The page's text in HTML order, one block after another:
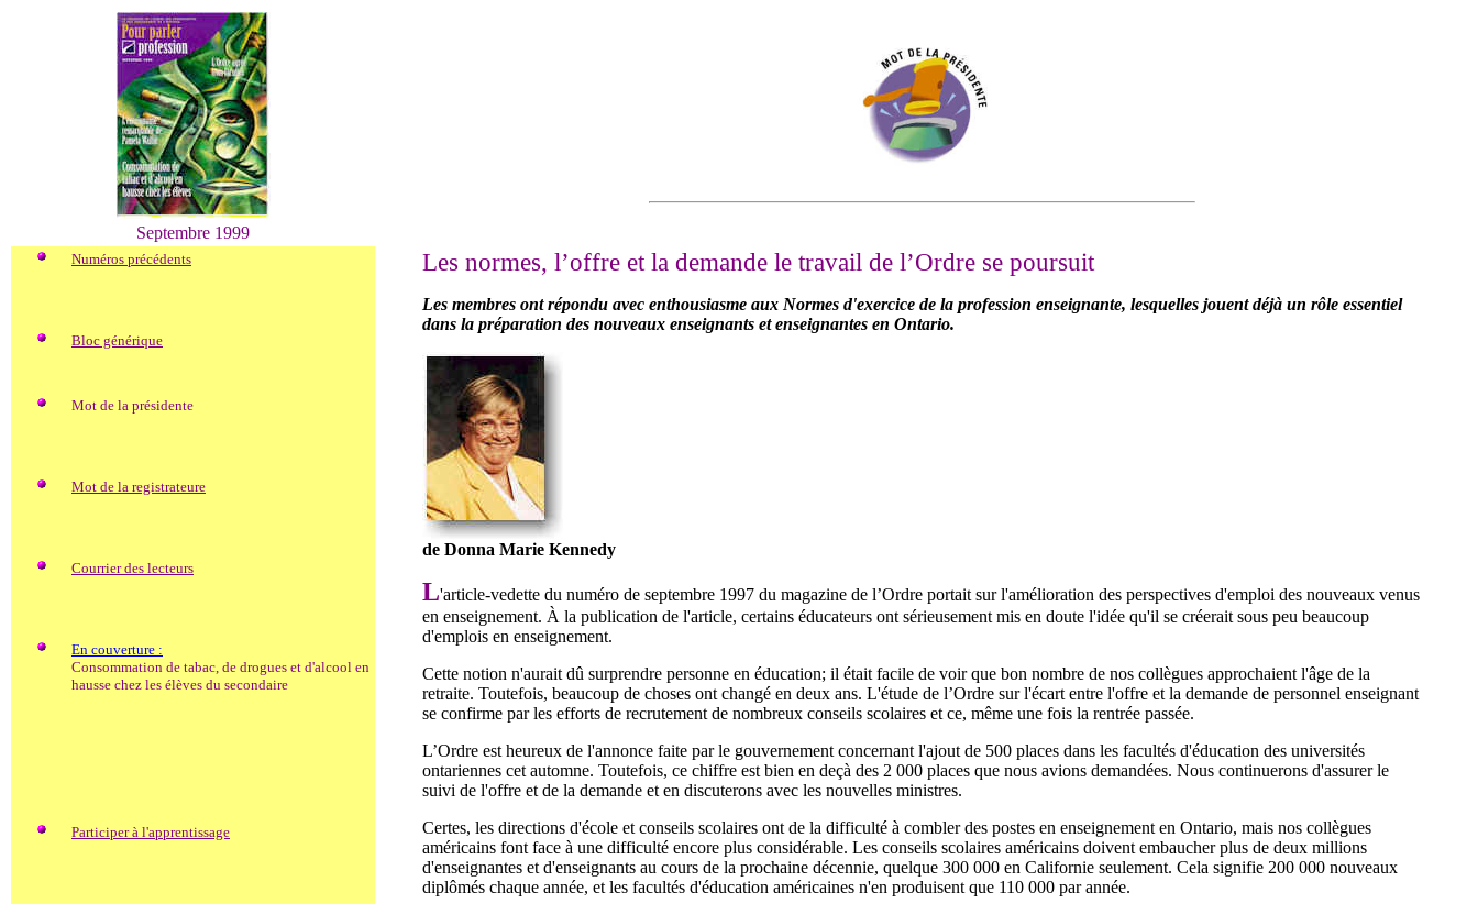
Septembre 1999
Numéros précédents
Bloc générique
Mot de la présidente
Mot de la registrateure
Courrier des lecteurs
En couverture :
Consommation de tabac, de drogues et d'alcool en
hausse chez les élèves du secondaire
Participer à l'apprentissage
Les normes, l’offre et la demande le travail de l’Ordre se poursuit
Les membres ont répondu avec enthousiasme aux Normes d'exercice de la profession enseignante, lesquelles jouent déjà un rôle essentiel
dans la préparation des nouveaux enseignants et enseignantes en Ontario.
de Donna Marie Kennedy
L'article-vedette du numéro de septembre 1997 du magazine de l’Ordre portait sur l'amélioration des perspectives d'emploi des nouveaux venus
en enseignement. À la publication de l'article, certains éducateurs ont sérieusement mis en doute l'idée qu'il se créerait sous peu beaucoup
d'emplois en enseignement.
Cette notion n'aurait dû surprendre personne en éducation; il était facile de voir que bon nombre de nos collègues approchaient l'âge de la
retraite. Toutefois, beaucoup de choses ont changé en deux ans. L'étude de l’Ordre sur l'écart entre l'offre et la demande de personnel enseignant
se confirme par les efforts de recrutement de nombreux conseils scolaires et ce, même une fois la rentrée passée.
L’Ordre est heureux de l'annonce faite par le gouvernement concernant l'ajout de 500 places dans les facultés d'éducation des universités
ontariennes cet automne. Toutefois, ce chiffre est bien en deçà des 2 000 places que nous avions demandées. Nous continuerons d'assurer le
suivi de l'offre et de la demande et en discuterons avec les nouvelles ministres.
Certes, les directions d'école et conseils scolaires ont de la difficulté à combler des postes en enseignement en Ontario, mais nos collègues
américains font face à une difficulté encore plus considérable. Les conseils scolaires américains doivent embaucher plus de deux millions
d'enseignantes et d'enseignants au cours de la prochaine décennie, quelque 300 000 en Californie seulement. Cela signifie 200 000 nouveaux
diplômés chaque année, et les facultés d'éducation américaines n'en produisent que 110 000 par année.